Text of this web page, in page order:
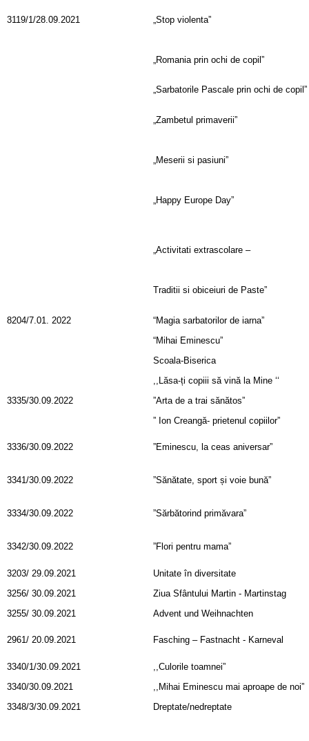
3119/1/28.09.2021 „Stop violenta”
„Romania prin ochi de copil”
„Sarbatorile Pascale prin ochi de copil”
„Zambetul primaverii”
„Meserii si pasiuni”
„Happy Europe Day”
„Activitati extrascolare –
Traditii si obiceiuri de Paste”
8204/7.01. 2022
“Magia sarbatorilor de iarna”
“Mihai Eminescu”
Scoala-Biserica
,,Lăsa-ți copiii să vină la Mine ‘‘
3335/30.09.2022
”Arta de a trai sănătos”
” Ion Creangă- prietenul copiilor”
3336/30.09.2022 ”Eminescu, la ceas aniversar”
3341/30.09.2022 ”Sănătate, sport și voie bună”
3334/30.09.2022 ”Sărbătorind primăvara”
3342/30.09.2022 ”Flori pentru mama”
3203/ 29.09.2021
Unitate în diversitate
3256/ 30.09.2021
Ziua Sfântului Martin - Martinstag
3255/ 30.09.2021
Advent und Weihnachten
2961/ 20.09.2021 Fasching – Fastnacht - Karneval
3340/1/30.09.2021
,,Culorile toamnei”
3340/30.09.2021
,,Mihai Eminescu mai aproape de noi”
3348/3/30.09.2021
Dreptate/nedreptate